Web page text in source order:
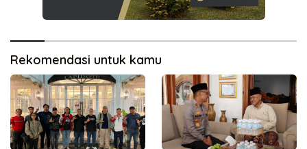
Rekomendasi untuk kamu